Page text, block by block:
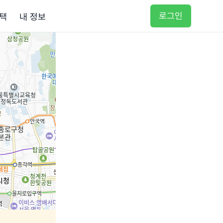
내 정보 로그인